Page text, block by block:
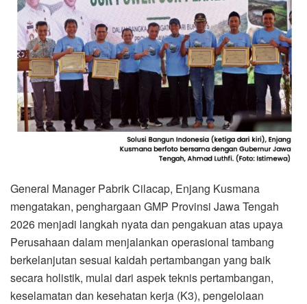
General Manager Pabrik Cilacap, Enjang Kusmana
mengatakan, penghargaan GMP Provinsi Jawa Tengah
2026 menjadi langkah nyata dan pengakuan atas upaya
Perusahaan dalam menjalankan operasional tambang
berkelanjutan sesuai kaidah pertambangan yang baik
secara holistik, mulai dari aspek teknis pertambangan,
keselamatan dan kesehatan kerja (K3), pengelolaan